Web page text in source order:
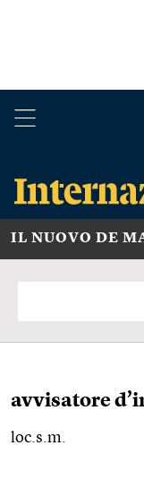
IL NUOVO DE
avvisatore
loc.s.m.